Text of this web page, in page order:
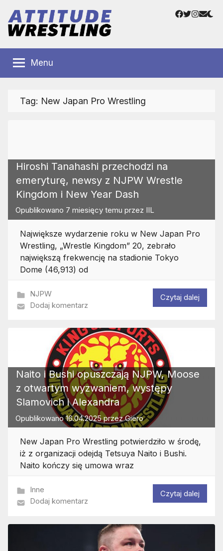
treści
Wrestling
Polska
Wrestlingu
Facebook
Twitter
Menu
Tag: New Japan Pro Wrestling
Hiroshi Tanahashi przechodzi na
emeryturę, newsy z NJPW Wrestle
Kingdom i New Year Dash
Opublikowano 7 miesięcy temu przez IIL
Największe wydarzenie roku w New Japan Pro
Wrestling, „Wrestle Kingdom” 20, zebrało
największą frekwencję na stadionie Tokyo
Dome (46,913) od
NJPW
Dodaj komentarz
Czytaj dalej
Naito i Bushi opuszczają NJPW, Moose
z otwartym wyzwaniem, występy
Slamovich i Alexandra
Opublikowano16.04.2025przezGiero
New Japan Pro Wrestling potwierdziło w środę,
iż z organizacji odejdą Tetsuya Naito i Bushi.
Naito kończy się umowa wraz
Inne
Dodaj komentarz
Czytaj dalej